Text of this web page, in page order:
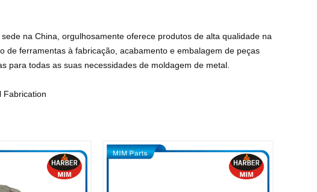
na China, orgulhosamente oferece produtos de alta qualidade na
de ferramentas à fabricação, acabamento e embalagem de peças
para todas as suas necessidades de moldagem de metal.
Fabrication